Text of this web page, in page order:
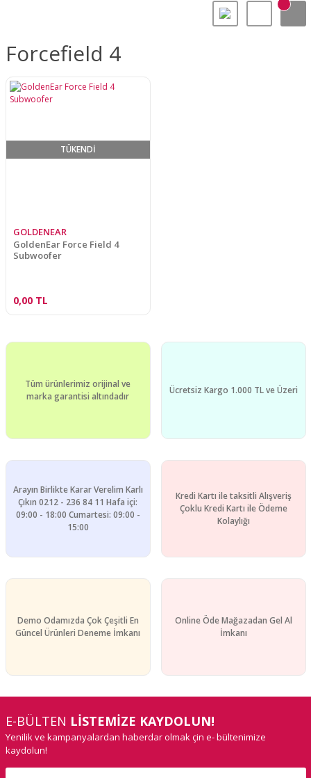
Forcefield 4
TÜKENDİ
GOLDENEAR
GoldenEar Force Field 4
Subwoofer
0,00 TL
Tüm ürünlerimiz orijinal ve
marka garantisi altındadır
Ücretsiz Kargo 1.000 TL ve Üzeri
Arayın Birlikte Karar Verelim Karlı
Çıkın 0212 - 236 84 11 Hafa içi:
09:00 - 18:00 Cumartesi: 09:00 -
15:00
Kredi Kartı ile taksitli Alışveriş
Çoklu Kredi Kartı ile Ödeme
Kolaylığı
Demo Odamızda Çok Çeşitli En
Güncel Ürünleri Deneme İmkanı
Online Öde Mağazadan Gel Al
İmkanı
E-BÜLTEN LİSTEMİZE KAYDOLUN!
Yenilik ve kampanyalardan haberdar olmak çin e- bültenimize
kaydolun!